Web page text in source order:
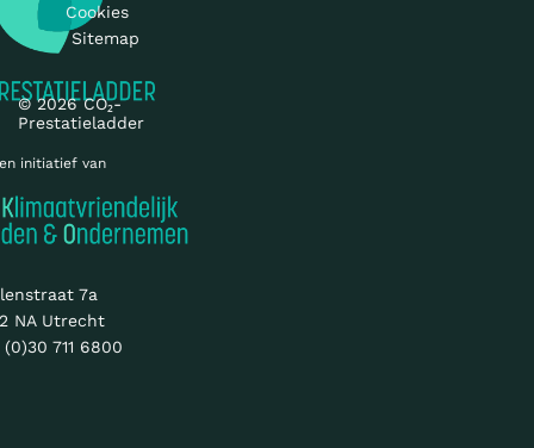
initiatief van
7a
NA Utrecht
(0)30 711 6800
© 2026 CO₂-
Prestatieladder
Cookies
Sitemap